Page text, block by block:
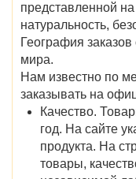
представленной
натуральность,
География
мира.
Нам известно по
заказывать на
Качество.
год. На сайте
продукта. На
товары,